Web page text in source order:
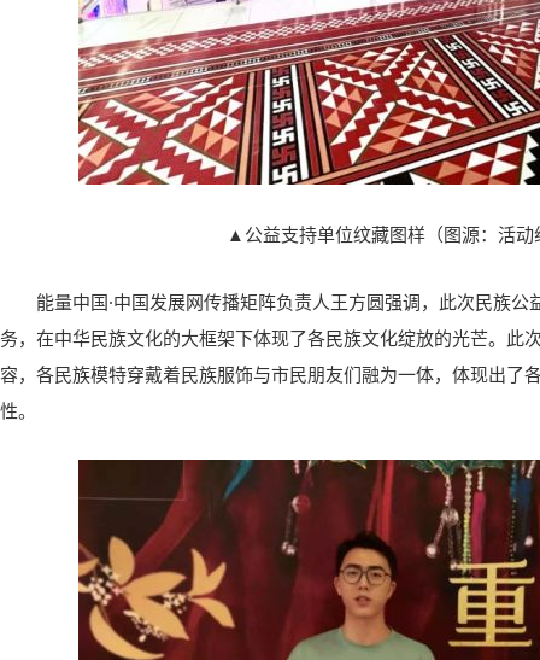
▲公益支持单位纹藏图样（图源：活动
能量中国·中国发展网传播矩阵负责人王方圆强调，此次民族
务，在中华民族文化的大框架下体现了各民族文化绽放的光芒。此
容，各民族模特穿戴着民族服饰与市民朋友们融为一体，体现出了
性。